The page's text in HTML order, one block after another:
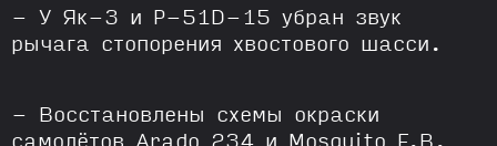
- У Як-3 и P-51D-15 убран звук
рычага стопорения хвостового шасси.
- Восстановлены схемы окраски
самолётов Arado 234 и Mosquito F.B.